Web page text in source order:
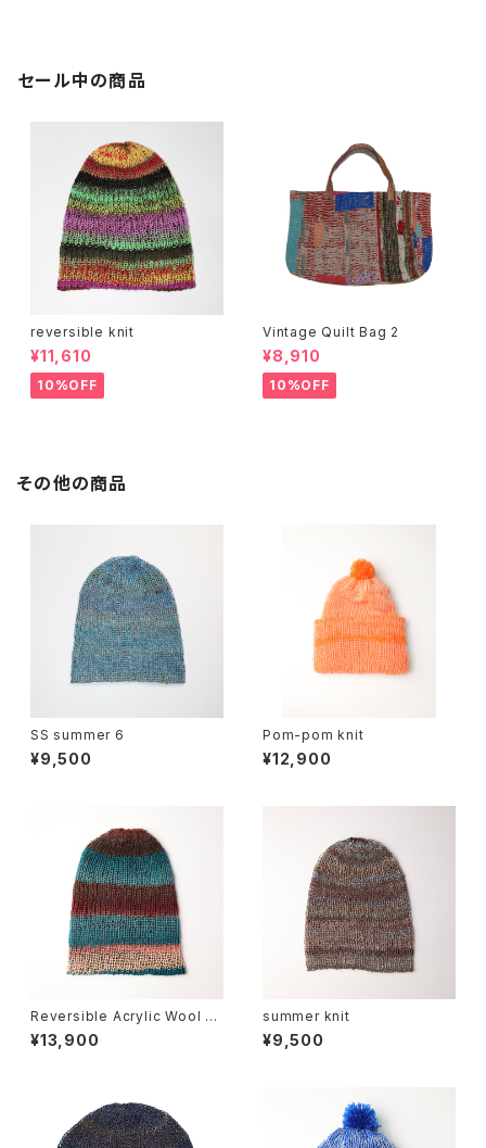
セール中の商品
reversible knit
¥11,610
10%OFF
Vintage Quilt Bag 2
¥8,910
10%OFF
その他の商品
SS summer 6
¥9,500
Pom-pom knit
¥12,900
Reversible Acrylic Wool B
eanie
¥13,900
summer knit
¥9,500